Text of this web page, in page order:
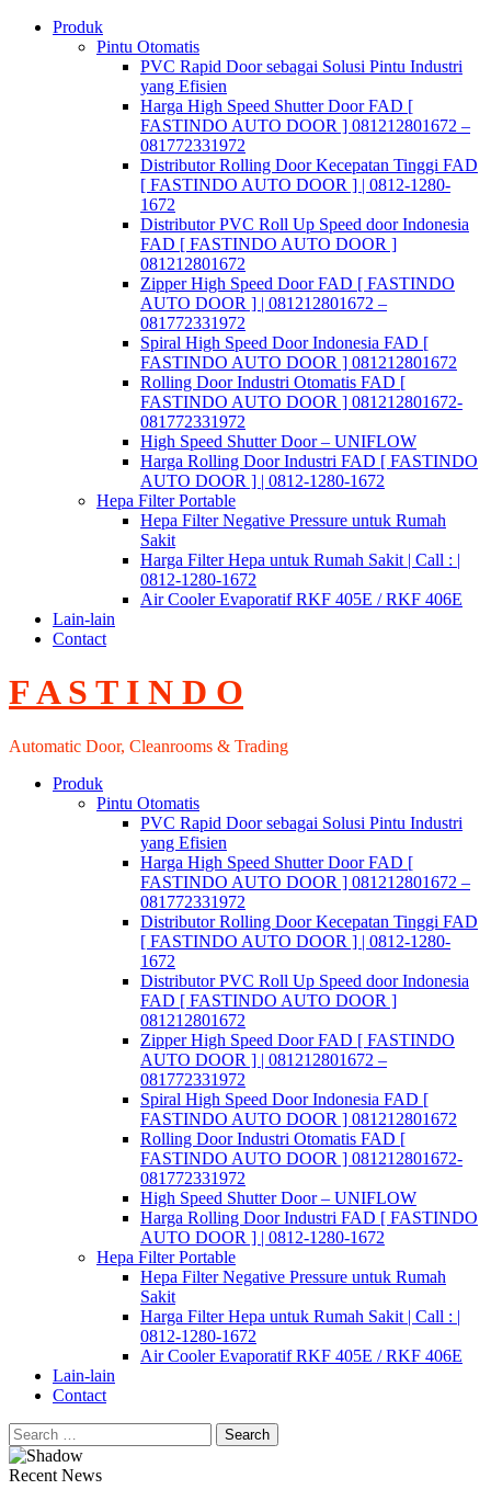
Skip
Produk
Pintu Otomatis
PVC Rapid Door sebagai Solusi Pintu Industri
yang Efisien
Harga High Speed Shutter Door FAD [
FASTINDO AUTO DOOR ] 081212801672 –
081772331972
Distributor Rolling Door Kecepatan Tinggi FAD
[ FASTINDO AUTO DOOR ] | 0812-1280-
1672
Distributor PVC Roll Up Speed door Indonesia
FAD [ FASTINDO AUTO DOOR ]
081212801672
Zipper High Speed Door FAD [ FASTINDO
AUTO DOOR ] | 081212801672 –
081772331972
Spiral High Speed Door Indonesia FAD [
FASTINDO AUTO DOOR ] 081212801672
Rolling Door Industri Otomatis FAD [
FASTINDO AUTO DOOR ] 081212801672-
081772331972
High Speed Shutter Door – UNIFLOW
Harga Rolling Door Industri FAD [ FASTINDO
AUTO DOOR ] | 0812-1280-1672
Hepa Filter Portable
Hepa Filter Negative Pressure untuk Rumah
Sakit
Harga Filter Hepa untuk Rumah Sakit | Call : |
0812-1280-1672
Air Cooler Evaporatif RKF 405E / RKF 406E
Lain-lain
Contact
F A S T I N D O
Automatic Door, Cleanrooms & Trading
Produk
Pintu Otomatis
PVC Rapid Door sebagai Solusi Pintu Industri
yang Efisien
Harga High Speed Shutter Door FAD [
FASTINDO AUTO DOOR ] 081212801672 –
081772331972
Distributor Rolling Door Kecepatan Tinggi FAD
[ FASTINDO AUTO DOOR ] | 0812-1280-
1672
Distributor PVC Roll Up Speed door Indonesia
FAD [ FASTINDO AUTO DOOR ]
081212801672
Zipper High Speed Door FAD [ FASTINDO
AUTO DOOR ] | 081212801672 –
081772331972
Spiral High Speed Door Indonesia FAD [
FASTINDO AUTO DOOR ] 081212801672
Rolling Door Industri Otomatis FAD [
FASTINDO AUTO DOOR ] 081212801672-
081772331972
High Speed Shutter Door – UNIFLOW
Harga Rolling Door Industri FAD [ FASTINDO
AUTO DOOR ] | 0812-1280-1672
Hepa Filter Portable
Hepa Filter Negative Pressure untuk Rumah
Sakit
Harga Filter Hepa untuk Rumah Sakit | Call : |
0812-1280-1672
Air Cooler Evaporatif RKF 405E / RKF 406E
Lain-lain
Contact
Search
for:
Recent News